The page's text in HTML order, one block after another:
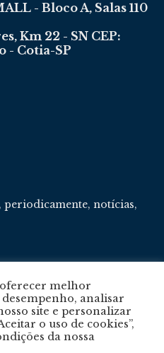
- Bloco A, Salas 110
Km 22 - SN CEP:
- Cotia-SP
periodicamente, notícias,
melhor
analisar
site e personalizar
o uso de cookies”,
da nossa